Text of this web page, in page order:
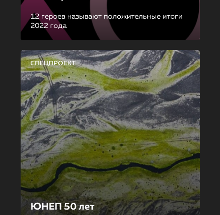
12 героев называют положительные итоги
2022 года
СПЕЦПРОЕКТ
ЮНЕП 50 лет